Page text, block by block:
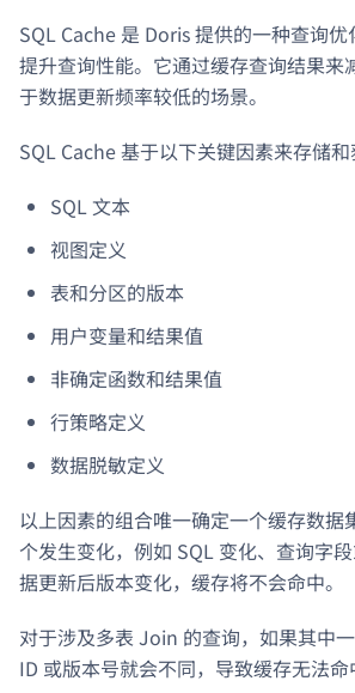
SQL Cache 是 Doris 提供的一种查询
提升查询性能。它通过缓存查询结果来
于数据更新频率较低的场景。
SQL Cache 基于以下关键因素来存储和
SQL 文本
视图定义
表和分区的版本
用户变量和结果值
非确定函数和结果值
行策略定义
数据脱敏定义
以上因素的组合唯一确定一个缓存数据
个发生变化，例如 SQL 变化、查询字
据更新后版本变化，缓存将不会命中。
对于涉及多表 Join 的查询，如果其中
ID 或版本号就会不同，导致缓存无法命